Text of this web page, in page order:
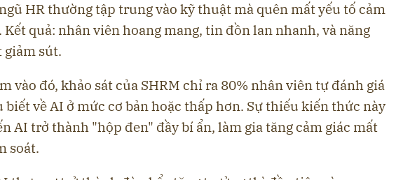
HR thường tập trung vào kỹ thuật mà quên mất yếu tố cảm
Kết quả: nhân viên hoang mang, tin đồn lan nhanh, và năng
giảm sút.
vào đó, khảo sát của SHRM chỉ ra 80% nhân viên tự đánh giá
biết về AI ở mức cơ bản hoặc thấp hơn. Sự thiếu kiến thức này
AI trở thành "hộp đen" đầy bí ẩn, làm gia tăng cảm giác mất
soát.